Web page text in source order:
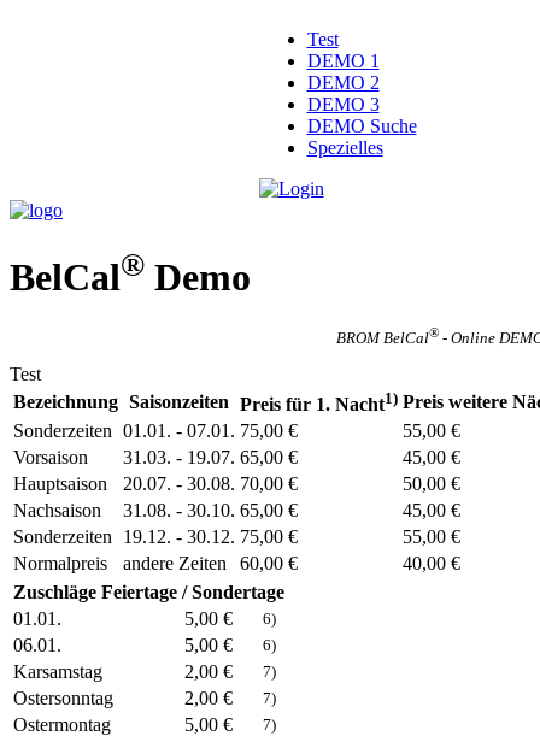
Test
DEMO 1
DEMO 2
DEMO 3
DEMO Suche
Spezielles
BelCal® Demo
BROM BelCal® - Online
Test
Bezeichnung Saisonzeiten Preis für 1. Nacht1) Preis weitere
Sonderzeiten 01.01. - 07.01. 75,00 €
55,00 €
Vorsaison
31.03. - 19.07. 65,00 €
45,00 €
Hauptsaison
20.07. - 30.08. 70,00 €
50,00 €
Nachsaison
31.08. - 30.10. 65,00 €
45,00 €
Sonderzeiten
19.12. - 30.12. 75,00 €
55,00 €
Normalpreis
andere Zeiten 60,00 €
40,00 €
Zuschläge Feiertage / Sondertage
01.01.
5,00 € 6)
06.01. 5,00 € 6)
Karsamstag 2,00 € 7)
Ostersonntag 2,00 € 7)
Ostermontag 5,00 € 7)